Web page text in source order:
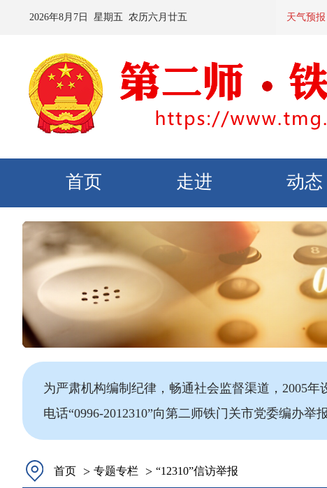
2026年8月 7 日 星期五 农历六月廿五 天气预报
预计：今天
首页 走进 动态
为严肃机构编制纪律，畅通社会监督渠道，2005
电话“0996-2012310”向第二师铁门关市党委编办举报
首页 > 专题专栏 > “12310”信访举报